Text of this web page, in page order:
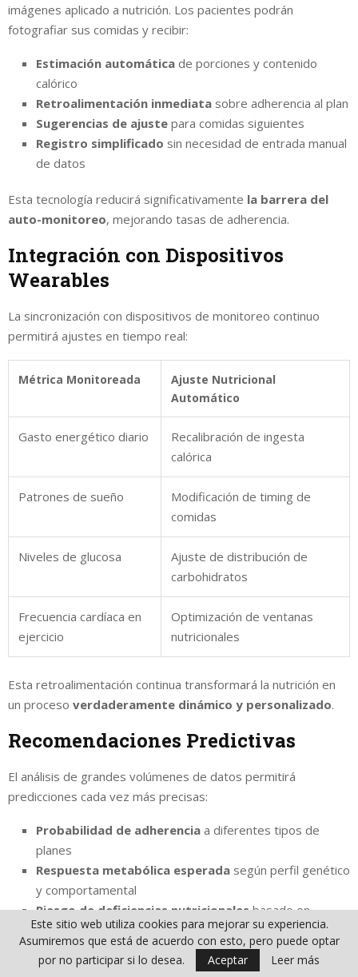
imágenes aplicado a nutrición. Los pacientes podrán
fotografiar sus comidas y recibir:
Estimación automática de porciones y contenido
calórico
Retroalimentación inmediata sobre adherencia al plan
Sugerencias de ajuste para comidas siguientes
Registro simplificado sin necesidad de entrada manual
de datos
Esta tecnología reducirá significativamente la barrera del
auto-monitoreo, mejorando tasas de adherencia.
Integración con Dispositivos
Wearables
La sincronización con dispositivos de monitoreo continuo
permitirá ajustes en tiempo real:
Métrica Monitoreada
Ajuste Nutricional
Automático
Gasto energético diario
Recalibración de ingesta
calórica
Patrones de sueño
Modificación de timing de
comidas
Niveles de glucosa
Ajuste de distribución de
carbohidratos
Frecuencia cardíaca en
ejercicio
Optimización de ventanas
nutricionales
Esta retroalimentación continua transformará la nutrición en
un proceso verdaderamente dinámico y personalizado.
Recomendaciones Predictivas
El análisis de grandes volúmenes de datos permitirá
predicciones cada vez más precisas:
Probabilidad de adherencia a diferentes tipos de
planes
Respuesta metabólica esperada según perfil genético
y comportamental
Riesgo de deficiencias nutricionalesbasado en
patrones alimentarios
Momentos óptimos para intervención preventiva
Este sitio web utiliza cookies para mejorar su experiencia.
Asumiremos que está de acuerdo con esto, pero puede optar
por no participar si lo desea.
Aceptar Leer más